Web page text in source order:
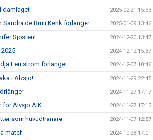
damlaget 2025-02-21 15:33
Sandra de Brun Kenk förlänger 2025-01-09 13:46
Sjösten! 2024-12-20 13:47
2024-12-12 15:37
Fernström förlänger 2024-12-07 10:46
i Älvsjö! 2024-11-29 22:45
2024-11-27 17:17
för Älvsjö AIK 2024-11-27 17:13
som huvudtränare 2024-11-07 12:57
match 2024-10-28 17:01